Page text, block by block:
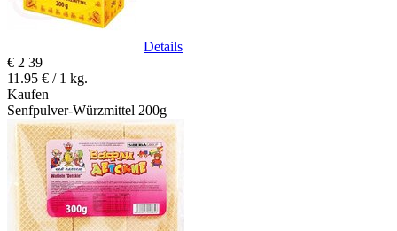
Details
€ 2 39
11.95 € / 1 kg.
Kaufen
Senfpulver-Würzmittel 200g